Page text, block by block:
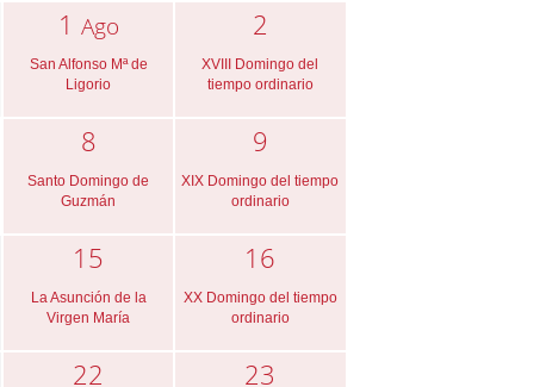
1 Ago
San Alfonso Mª de
Ligorio
2
XVIII Domingo del
tiempo ordinario
8
Santo Domingo de
Guzmán
9
XIX Domingo del tiempo
ordinario
15
La Asunción de la
Virgen María
16
XX Domingo del tiempo
ordinario
22 23